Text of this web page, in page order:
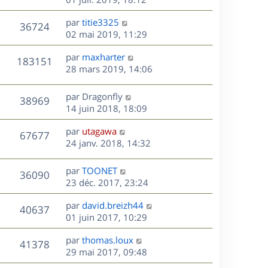
a
g
e
e
s
s
a
g
e
e
r
m
e
s
s
e
u
s
r
n
i
e
r
m
e
s
s
a
g
e
36724V
u
e
D
e
r
n
i
e
r
m
e
s
s
e
par titie3325
02 mai 2019, 11:29
183151
u
D
e
n
i
e
r
m
s
a
e
par maxharter
28 mars 2019, 14:06
38969V
u
D
e
r
n
i
e
r
m
e
s
s
a
g
e
par Dragonfly
14 juin 2018, 18:09
67677V
u
e
D
e
n
i
e
r
m
e
s
s
a
par utagawa
24 janv. 2018, 14:32
36090V
u
s
D
e
r
n
i
e
r
m
e
par TOONET
23 déc. 2017, 23:24
40637V
u
e
D
e
r
n
i
e
par david.breizh44
01 juin 2017, 10:29
41378V
u
D
e
r
par thomas.loux
29 mai 2017, 09:48